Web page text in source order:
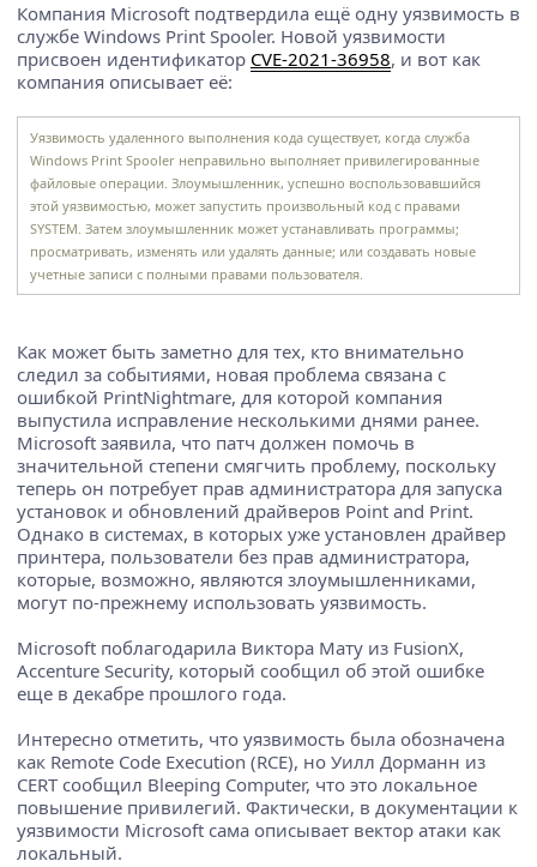
Компания Microsoft подтвердила ещё одну уязвимость в
службе Windows Print Spooler. Новой уязвимости
присвоен идентификатор CVE-2021-36958, и вот как
компания описывает её:
Уязвимость удаленного выполнения кода существует, когда служба
Windows Print Spooler неправильно выполняет привилегированные
файловые операции. Злоумышленник, успешно воспользовавшийся
этой уязвимостью, может запустить произвольный код с правами
SYSTEM. Затем злоумышленник может устанавливать программы;
просматривать, изменять или удалять данные; или создавать новые
учетные записи с полными правами пользователя.
Как может быть заметно для тех, кто внимательно
следил за событиями, новая проблема связана с
ошибкой PrintNightmare, для которой компания
выпустила исправление несколькими днями ранее.
Microsoft заявила, что патч должен помочь в
значительной степени смягчить проблему, поскольку
теперь он потребует прав администратора для запуска
установок и обновлений драйверов Point and Print.
Однако в системах, в которых уже установлен драйвер
принтера, пользователи без прав администратора,
которые, возможно, являются злоумышленниками,
могут по-прежнему использовать уязвимость.
Microsoft поблагодарила Виктора Мату из FusionX,
Accenture Security, который сообщил об этой ошибке
еще в декабре прошлого года.
Интересно отметить, что уязвимость была обозначена
как Remote Code Execution (RCE), но Уилл Дорманн из
CERT сообщил Bleeping Computer, что это локальное
повышение привилегий. Фактически, в документации к
уязвимости Microsoft сама описывает вектор атаки как
локальный.